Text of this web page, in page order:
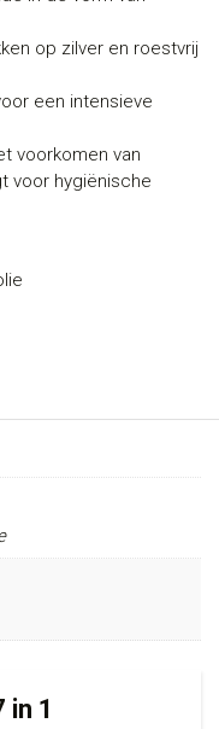
op zilver en roestvrij
een intensieve
voorkomen van
voor hygiënische
in 1